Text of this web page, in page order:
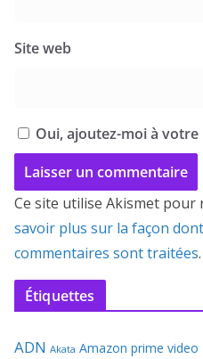
Site web
Oui, ajoutez-moi à
Ce site utilise Akismet pour
savoir plus sur la façon
commentaires sont traitées.
Étiquettes
ADN Akata Amazon prime video